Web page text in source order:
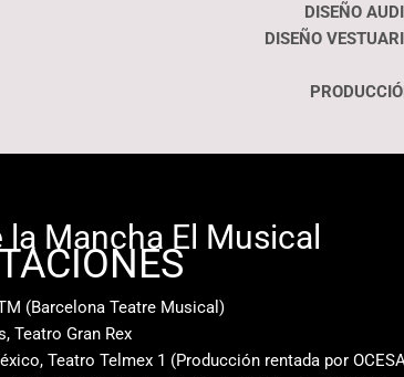
DISEÑO
DISEÑO
la Mancha El Musical
(Barcelona Teatre Musical)
Teatro Gran Rex
Teatro Telmex 1 (Producción rentada por